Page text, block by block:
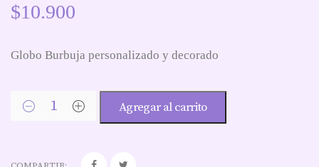
$10.900
Globo Burbuja personalizado y decorado
Agregar al carrito